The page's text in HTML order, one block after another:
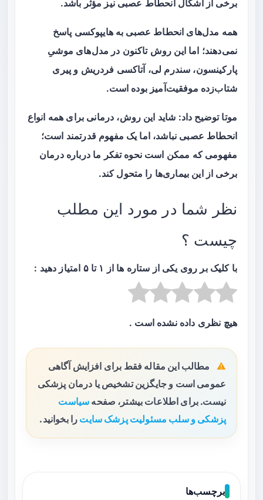
برخی از اَشکال انحطاط عصبی نیز مؤثر باشد.
همه مدل‌های انحطاط عصبی به هایپوکسی پاسخ
نمی‌دهند؛ اما این روش تاکنون در مدل‌های موشیِ
پارکینسون، سندرم لی، آتاکسی فردریش و پیری
شتاب‌زده موفقیت‌آمیز بوده است.
موتا توضیح داد: شاید این روش، درمانی برای همه انواع
انحطاط عصبی نباشد، اما یک مفهوم قدرتمند است؛
مفهومی که ممکن است نحوه تفکر ما درباره درمان
برخی از این بیماری‌ها را متحول کند.
نظر شما در مورد این مطلب
چیست ؟
با کلیک بر روی یکی از ستاره ها از ۱ تا ۵ امتیاز دهید :
هیچ نظری داده نشده است .
مطالب این مقاله فقط برای افزایش آگاهی
عمومی است و جایگزین تشخیص یا درمان پزشکی
نیست. برای اطلاعات بیشتر، صفحه سیاست
پزشکی و سلب مسئولیت پزشک سایت را بخوانید.
برچسب‌ها